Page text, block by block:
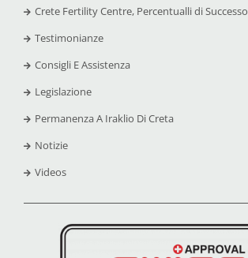
Crete Fertility Centre, Percentualli di Successo
Testimonianze
Consigli E Assistenza
Legislazione
Permanenza A Iraklio Di Creta
Notizie
Videos